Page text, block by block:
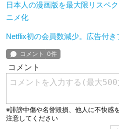
日本人の漫画版を最大限リスペ
ニメ化
Netflix初の会員数減少。広告付